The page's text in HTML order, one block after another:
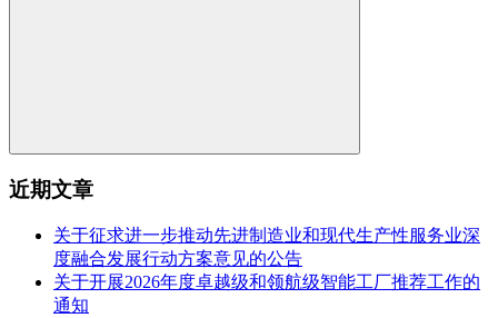
近期文章
关于征求进一步推动先进制造业和现代生产性服务业深
度融合发展行动方案意见的公告
关于开展2026年度卓越级和领航级智能工厂推荐工作的
通知